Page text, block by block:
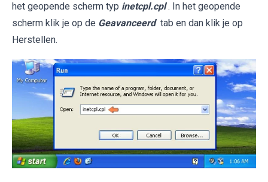
het geopende scherm typ inetcpl.cpl . In het geopende
scherm klik je op de Geavanceerd tab en dan klik je op
Herstellen.